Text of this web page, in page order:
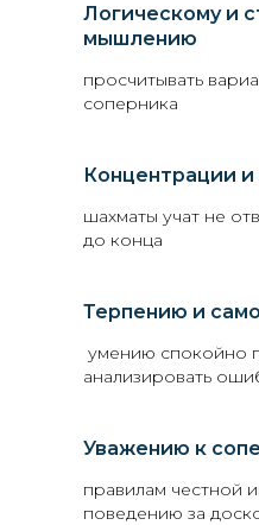
Логическому и
мышлению
просчитывать
соперника
Концентрации
шахматы учат не
до конца
Терпению и
умению спокойно
анализировать
Уважению к
правилам честной
поведению за